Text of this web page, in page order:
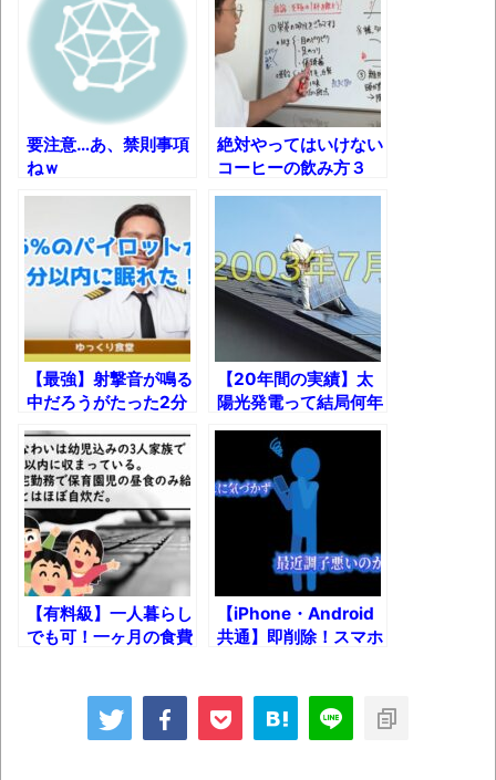
長野県のなめこのデカさが規格外だったｗ
ｗ
新装版「ご冗談でしょう、ファインマンさ
ん（上）（下）」発売
【画像】整形で2400万円超えの美女、水着
グラビアに挑戦
歴ログは10周年ですがnoteに引っ越します
進撃の巨人シーズン7 ファイナルシーズンの
感想
TBS「マツコの知らない世界」スタグル特
集でほとんど紹介されなかったJリーグ…なら
ば自分たちで紹介だ！
時代の流れ
【衝撃】道志村の骨や服、沢の上流から流
されてきた可能性・・・・・・・・・
オーストラリアの男性飛行家 太平洋横断
飛行
屋やお煽り運転など盛りだくさん
「ム、ムリです・・・」メガネ美人ナース
要注意…あ、禁則事項
ねｗ
絶対やってはいけない
コーヒーの飲み方３
【最強】射撃音が鳴る
中だろうがたった2分
法！
【20年間の実績】太
陽光発電って結局何年
【有料級】一人暮らし
でも可！一ヶ月の食費
【iPhone・Android
共通】即削除！スマホ